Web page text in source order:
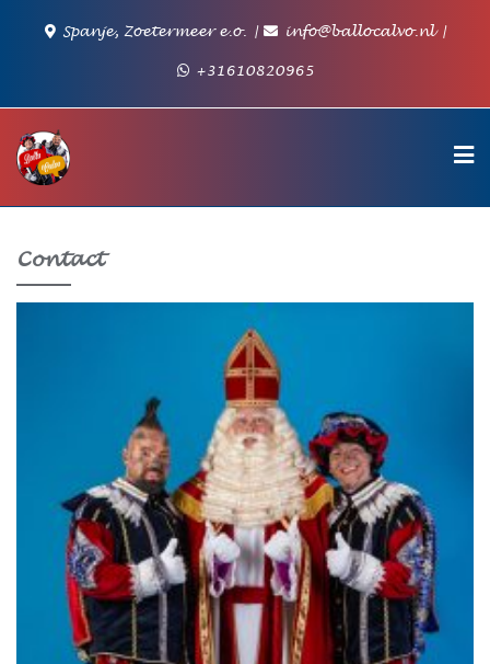
Spanje, Zoetermeer e.o.
info@ballocalvo.nl
+31610820965
Contact